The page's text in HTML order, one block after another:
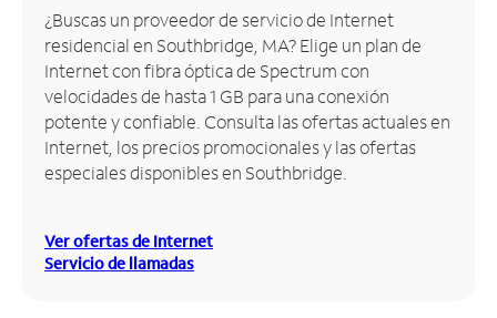
Inglés
Administrar
cuenta
Encuentra
una
tienda
¿Buscas un proveedor de servicio de Internet
residencial en Southbridge, MA? Elige un plan de
Internet con fibra óptica de Spectrum con
velocidades de hasta 1 GB para una conexión
potente y confiable. Consulta las ofertas actuales en
Internet, los precios promocionales y las ofertas
especiales disponibles en Southbridge.
Ver ofertas de Internet
Servicio de llamadas